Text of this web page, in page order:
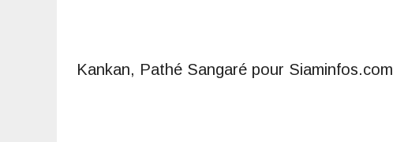
Kankan, Pathé Sangaré pour Siaminfos.com